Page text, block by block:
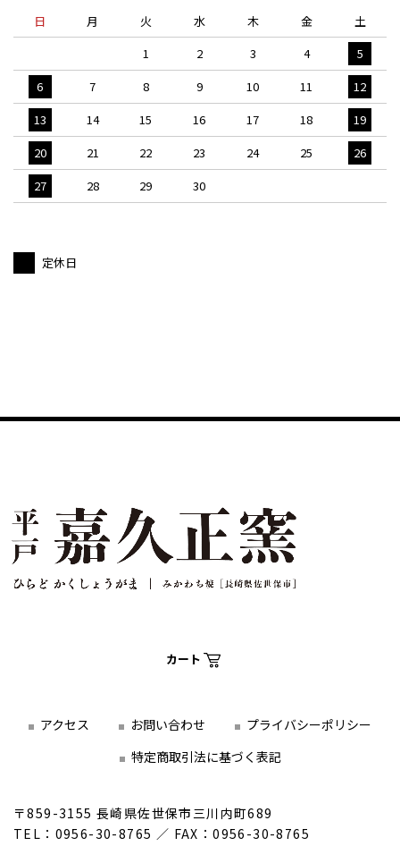
日 月 火 水 木 金
土
1
2 3 4
5
6
7 8 9 10 11
12
13
14 15 16 17 18
19
20
21 22 23 24 25
26
27
28 29 30
定休日
カート
アクセス お問い合わせ
プライバシーポリシー
特定商取引法に基づく表記
〒859-3155 長崎県佐世保市三川内町689
TEL：0956-30-8765 ／ FAX：0956-30-8765